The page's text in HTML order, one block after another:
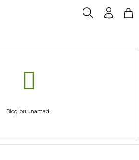
Blog bulunamadı.